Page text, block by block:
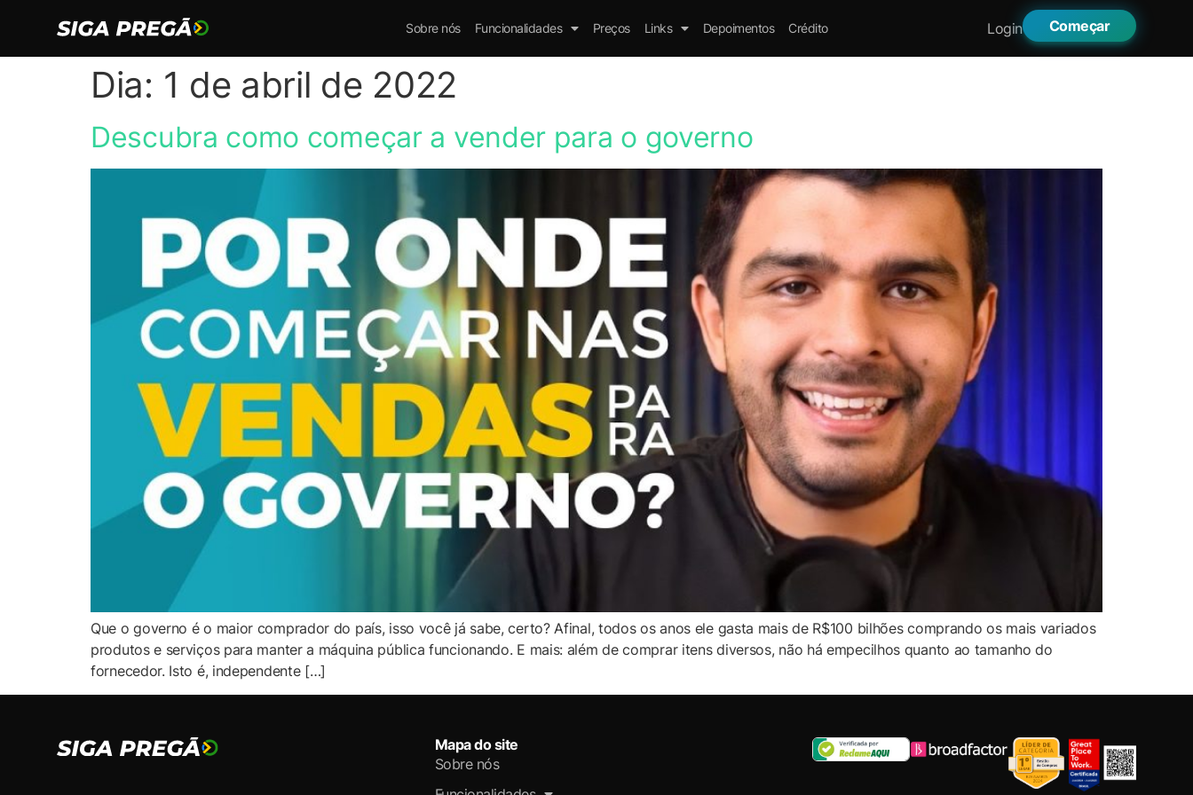
Sobre nós Funcionalidades Preços Links Depoimentos Crédito Login Começar
Dia: 1 de abril de 2022
Descubra como começar a vender para o governo
Que o governo é o maior comprador do país, isso você já sabe, certo? Afinal, todos os anos ele gasta mais de R$100 bilhões comprando os mais variados
produtos e serviços para manter a máquina pública funcionando. E mais: além de comprar itens diversos, não há empecilhos quanto ao tamanho do
fornecedor. Isto é, independente […]
Mapa do site
Sobre nós